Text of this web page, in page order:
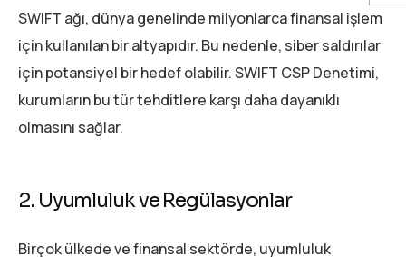
SWIFT ağı, dünya genelinde milyonlarca finansal işlem
için kullanılan bir altyapıdır. Bu nedenle, siber saldırılar
için potansiyel bir hedef olabilir. SWIFT CSP Denetimi,
kurumların bu tür tehditlere karşı daha dayanıklı
olmasını sağlar.
2. Uyumluluk ve Regülasyonlar
Birçok ülkede ve finansal sektörde, uyumluluk